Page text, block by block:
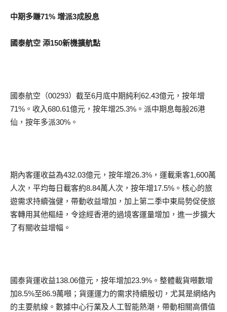
中期多賺71% 增派3成股息
國泰航空 添150新機擴航點
國泰航空（00293）截至6月底中期純利62.43億元，按年增
71%。收入680.61億元，按年增25.3%。派中期息每股26港
仙，按年多派30%。
期內客運收益為432.03億元，按年增26.3%，運載乘客1,600萬
人次，平均每日載客約8.84萬人次，按年增17.5%。核心的旅
遊需求持續強健，帶動收益增加，加上第二季中東局勢促使旅
客轉用其他樞紐，令途經香港的過境客運量增加，進一步擴大
了有關收益增幅。
國泰貨運收益138.06億元，按年增加23.9%。整體載貨噸數增
加8.5%至86.9萬噸；貨運運力的需求持續殷切，尤其是網絡內
的主要航線。數據中心行業及人工智能熱潮，帶動相關高價值